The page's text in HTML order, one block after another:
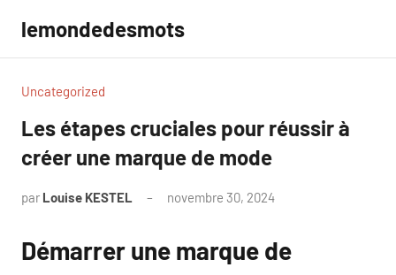
contenu
lemondedesmots
Uncategorized
Les étapes cruciales pour réussir à
créer une marque de mode
par Louise KESTEL novembre 30, 2024
Démarrer une marque de